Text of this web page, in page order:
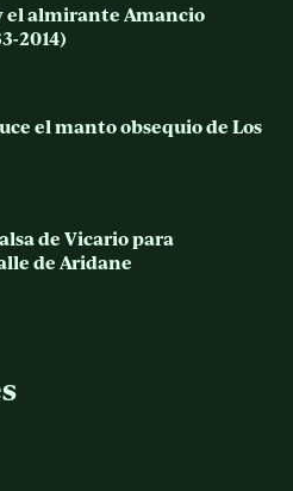
el almirante Amancio
2014)
el manto obsequio de Los
de Vicario para
de Aridane